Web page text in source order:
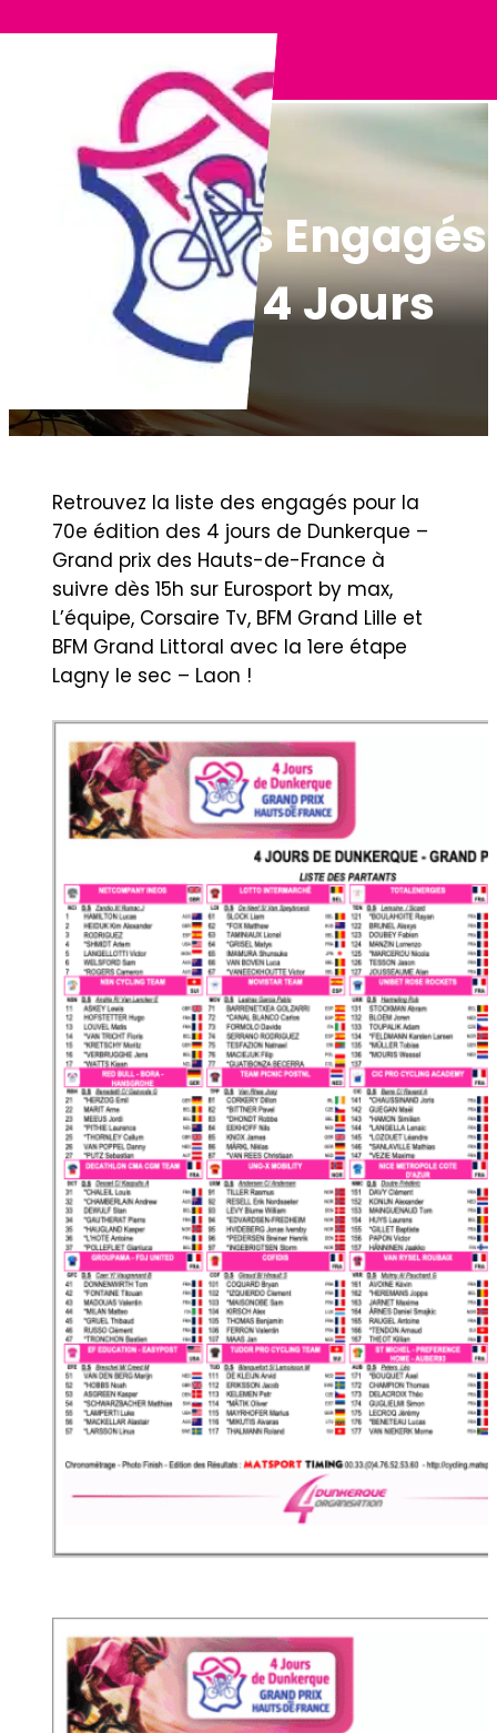
La Liste des Engagés
pour les 4 Jours
Retrouvez la liste des engagés pour la
70e édition des 4 jours de Dunkerque –
Grand prix des Hauts-de-France à
suivre dès 15h sur Eurosport by max,
L’équipe, Corsaire Tv, BFM Grand Lille et
BFM Grand Littoral avec la 1ere étape
Lagny le sec – Laon !